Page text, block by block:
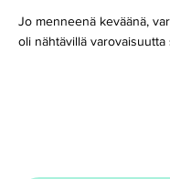
Jo menneenä keväänä,
oli nähtävillä